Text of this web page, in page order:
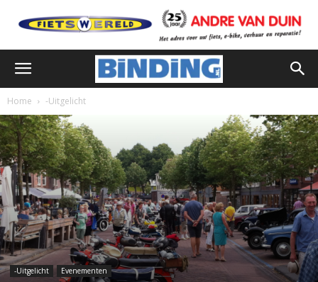
Home -Uitgelicht
-Uitgelicht Evenementen